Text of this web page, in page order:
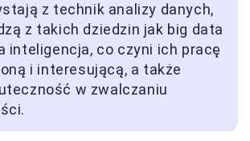
z technik analizy danych,
z takich dziedzin jak big data
inteligencja, co czyni ich pracę
i interesującą, a także
w zwalczaniu